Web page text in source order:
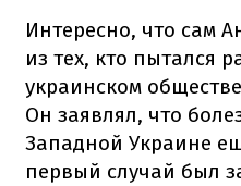
Интересно, что сам
из тех, кто пытался
украинском
Он заявлял, что
Западной Украине
первый случай был